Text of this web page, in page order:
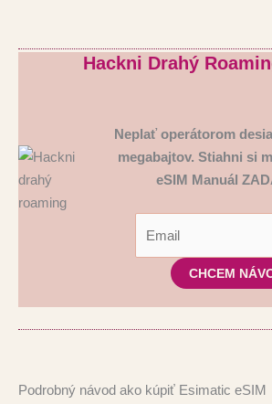
Hackni Drahý
Neplať operátorom
megabajtov. Stiahni si
eSIM Manuál
Podrobný návod ako kúpiť Esimatic eSIM